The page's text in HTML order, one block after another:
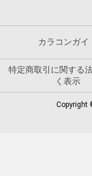
カラコンガイ
特定商取引に関する
く表示
Copyright